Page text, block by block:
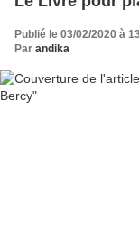
Publié le 03/02/2020 à
Par andika